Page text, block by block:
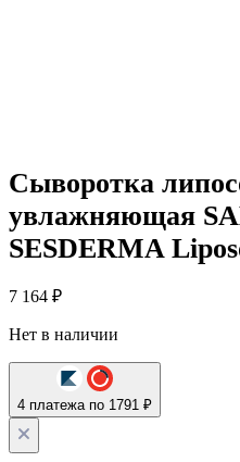
Сыворотка
увлажняющая
SESDERMA
7 164 ₽
Нет в наличии
4 платежа по 1791 ₽